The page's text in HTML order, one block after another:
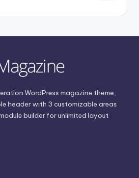
WordPress magazine theme,
header with 3 customizable areas
builder for unlimited layout